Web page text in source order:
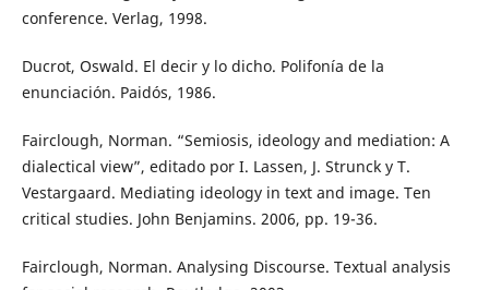
conference. Verlag, 1998.
Ducrot, Oswald. El decir y lo dicho. Polifonía de la
enunciación. Paidós, 1986.
Fairclough, Norman. “Semiosis, ideology and mediation: A
dialectical view”, editado por I. Lassen, J. Strunck y T.
Vestargaard. Mediating ideology in text and image. Ten
critical studies. John Benjamins. 2006, pp. 19-36.
Fairclough, Norman. Analysing Discourse. Textual analysis